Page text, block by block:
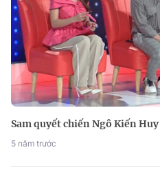
Sam quyết chiến Ngô Kiến
5 năm trước